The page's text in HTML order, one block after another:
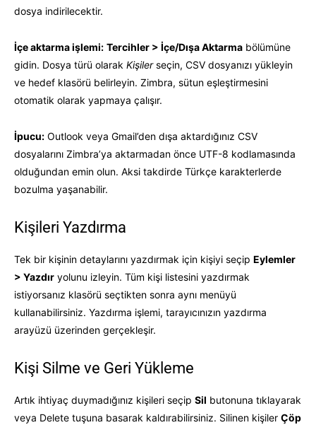
dosya indirilecektir.
İçe aktarma işlemi: Tercihler > İçe/Dışa Aktarma bölümüne
gidin. Dosya türü olarak Kişilerseçin, CSV dosyanızı yükleyin
ve hedef klasörü belirleyin. Zimbra, sütun eşleştirmesini
otomatik olarak yapmaya çalışır.
İpucu: Outlook veya Gmail’den dışa aktardığınız CSV
dosyalarını Zimbra’ya aktarmadan önce UTF-8 kodlamasında
olduğundan emin olun. Aksi takdirde Türkçe karakterlerde
bozulma yaşanabilir.
Kişileri Yazdırma
Tek bir kişinin detaylarını yazdırmak için kişiyi seçip Eylemler
> Yazdır yolunu izleyin. Tüm kişi listesini yazdırmak
istiyorsanız klasörü seçtikten sonra aynı menüyü
kullanabilirsiniz. Yazdırma işlemi, tarayıcınızın yazdırma
arayüzü üzerinden gerçekleşir.
Kişi Silme ve Geri Yükleme
Artık ihtiyaç duymadığınız kişileri seçip Sil butonuna tıklayarak
veya Delete tuşuna basarak kaldırabilirsiniz. Silinen kişiler Çöp